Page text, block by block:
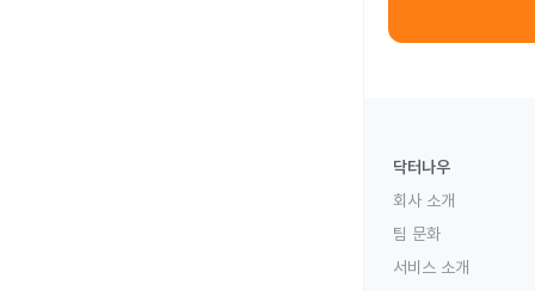
닥터나우
회사 소개
팀 문화
서비스 소개